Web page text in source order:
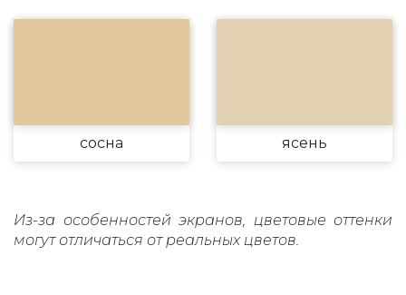
сосна ясень
Из-за особенностей экранов, цветовые оттенки
могут отличаться от реальных цветов.